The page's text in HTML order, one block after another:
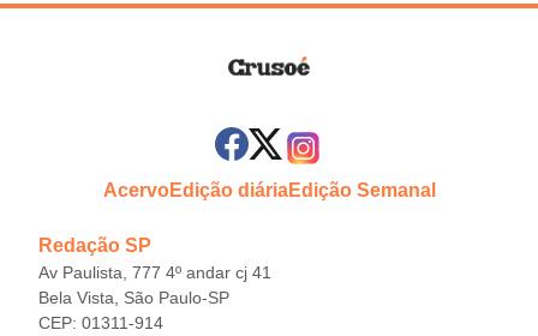
AcervoEdição diáriaEdição Semanal
Redação SP
Av Paulista, 777 4º andar cj 41
Bela Vista, São Paulo-SP
CEP: 01311-914